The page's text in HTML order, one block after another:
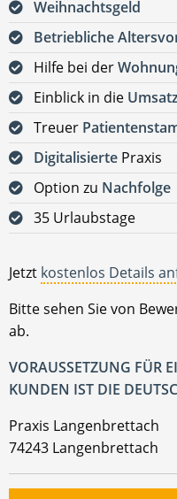
Weihnachtsgeld
Betriebliche
Hilfe bei der
Einblick in die
Treuer
Digitalisierte Praxis
Option zu Nachfolge
35 Urlaubstage
Jetzt kostenlos Details
Bitte sehen Sie von
ab.
VORAUSSETZUNG FÜR
KUNDEN IST DIE
Praxis Langenbrettach
74243 Langenbrettach